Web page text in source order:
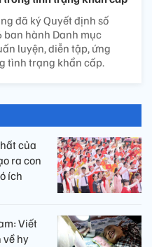
đã ký Quyết định số
hành Danh mục
luyện, diễn tập, ứng
tình trạng khẩn cấp.
của
ra con
ích
Viết
về hy